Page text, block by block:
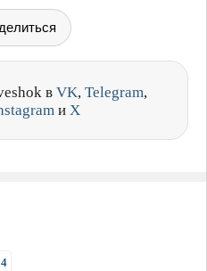
в VK, Telegram,
и X